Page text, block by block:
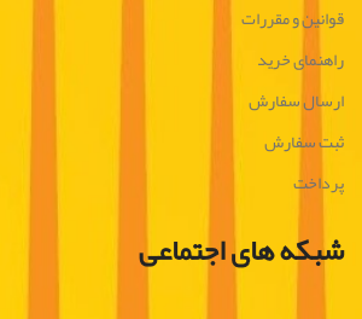
قوانین و مقررات
راهنمای خرید
ارسال سفارش
ثبت سفارش
پرداخت
شبکه های اجتماعی